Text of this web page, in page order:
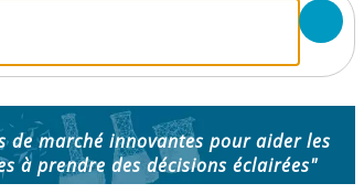
de marché innovantes pour aider les
à prendre des décisions éclairées"